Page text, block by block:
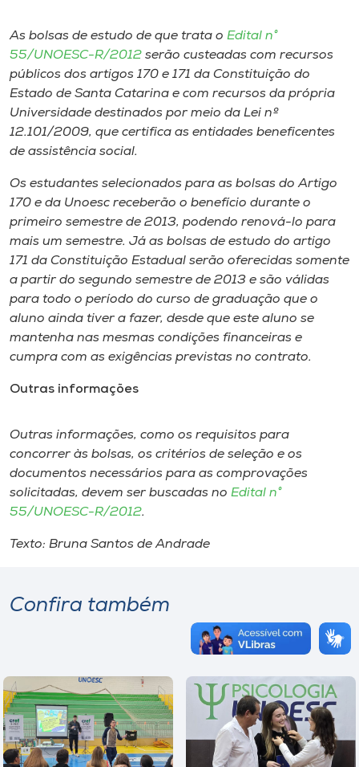
As bolsas de estudo de que trata o Edital n°
55/UNOESC-R/2012 serão custeadas com recursos
públicos dos artigos 170 e 171 da Constituição do
Estado de Santa Catarina e com recursos da própria
Universidade destinados por meio da Lei nº
12.101/2009, que certifica as entidades beneficentes
de assistência social.
Os estudantes selecionados para as bolsas do Artigo
170 e da Unoesc receberão o benefício durante o
primeiro semestre de 2013, podendo renová-lo para
mais um semestre. Já as bolsas de estudo do artigo
171 da Constituição Estadual serão oferecidas somente
a partir do segundo semestre de 2013 e são válidas
para todo o período do curso de graduação que o
aluno ainda tiver a fazer, desde que este aluno se
mantenha nas mesmas condições financeiras e
cumpra com as exigências previstas no contrato.
Outras informações
Outras informações, como os requisitos para
concorrer às bolsas, os critérios de seleção e os
documentos necessários para as comprovações
solicitadas, devem ser buscadas no Edital n°
55/UNOESC-R/2012.
Texto: Bruna Santos de Andrade
Confira também